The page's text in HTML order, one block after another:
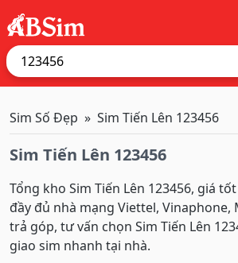
Sim Số Đẹp Sim Tiến Lên 123456
Sim Tiến Lên 123456
Tổng kho Sim Tiến Lên 123456, giá
đầy đủ nhà mạng Viettel,
trả góp, tư vấn chọn Sim Tiến Lên
giao sim nhanh tại nhà.